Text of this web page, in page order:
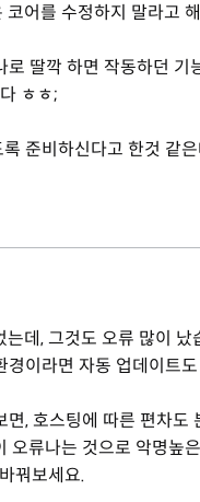
어를 수정하지 말라고
딸깍 하면 작동하던
ㅎㅎ;
준비하신다고 한것 같
데, 그것도 오류 많이
이라면 자동 업데이트
, 호스팅에 따른 편차도
오류나는 것으로 악명높
꿔보세요.